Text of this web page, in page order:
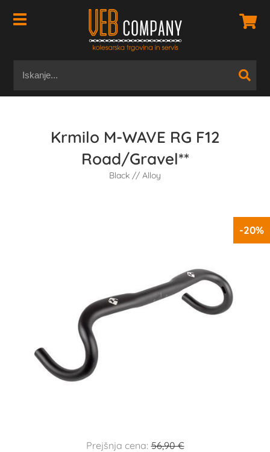
Krmilo M-WAVE RG F12
Road/Gravel**
Black // Alloy
-20%
Prejšnja cena: 56,90 €